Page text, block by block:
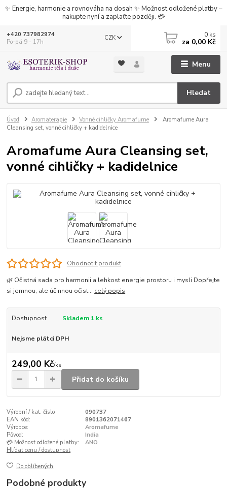
✨ Energie, harmonie a rovnováha na dosah ✨ Možnost odložené platby –
nakupte nyní a zaplaťte později. 💳
Menu
CZK
Hledat
+420 737982974
Po-pá 9 - 17h
0 ks
za 0,00 Kč
Úvod Aromaterapie Vonné cihličky Aromafume
Aromafume Aura
Cleansing set, vonné cihličky + kadidelnice
Aromafume Aura Cleansing set,
vonné cihličky + kadidelnice
Ohodnotit produkt
🌿 Očistná sada pro harmonii a lehkost energie prostoru i mysli Dopřejte
si jemnou, ale účinnou očist... celý popis
Dostupnost Skladem 1 ks
Nejsme plátci DPH
249,00 Kč/ks
Přidat do košíku
Výrobní / kat. číslo
090737
EAN kód:
8901362071467
Výrobce:
Aromafume
Původ:
India
💳 Možnost odložené platby:
ANO
Hlídat cenu / dostupnost
Do oblíbených
Podobné produkty